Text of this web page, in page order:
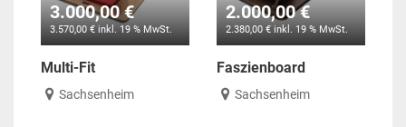
3.000,00 €
3.570,00 € inkl. 19 % MwSt.
Multi-Fit
Sachsenheim
2.000,00 €
2.380,00 € inkl. 19 % MwSt.
Faszienboard
Sachsenheim